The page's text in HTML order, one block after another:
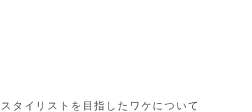
タイリストを目指したワケについて